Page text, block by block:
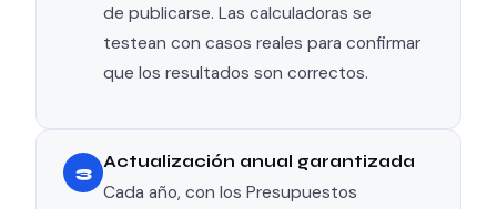
de publicarse. Las calculadoras se
testean con casos reales para confirmar
que los resultados son correctos.
3
Actualización anual garantizada
Cada año, con los Presupuestos